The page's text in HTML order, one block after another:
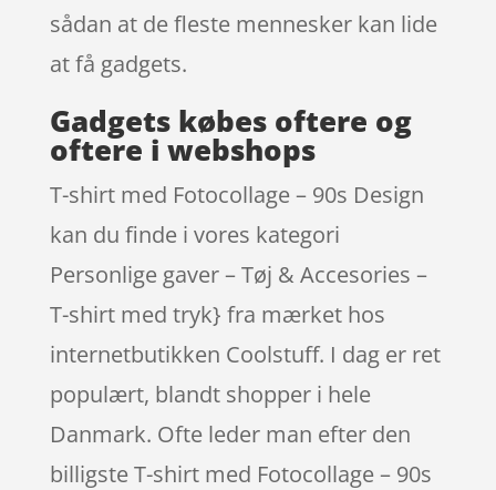
sådan at de fleste mennesker kan lide
at få gadgets.
Gadgets købes oftere og
oftere i webshops
T-shirt med Fotocollage – 90s Design
kan du finde i vores kategori
Personlige gaver – Tøj & Accesories –
T-shirt med tryk} fra mærket hos
internetbutikken Coolstuff. I dag er ret
populært, blandt shopper i hele
Danmark. Ofte leder man efter den
billigste T-shirt med Fotocollage – 90s